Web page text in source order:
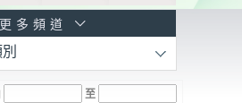
台 電台
多頻道
至